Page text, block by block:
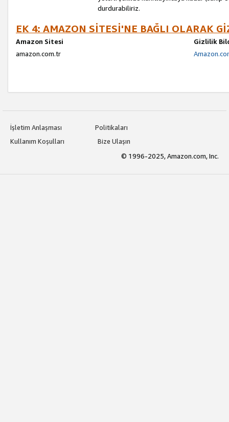
durdurabiliriz.
EK 4: AMAZON SİTESİ'NE BAĞLI OLARAK
Amazon Sitesi
Gizlilik
amazon.com.tr
İşletim Anlaşması
Politikaları
Kullanım Koşulları
Bize Ulaşın
© 1996-2025, Amazon.com, Inc.